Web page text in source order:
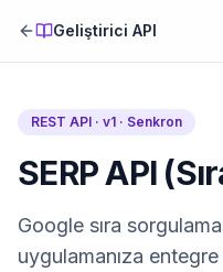
Geliştirici API
REST API · v1 · Senkron
SERP API
Google sıra
uygulamanıza